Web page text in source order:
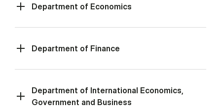
De­part­ment of Eco­no­mi­cs
De­part­ment of Fi­nan­ce
De­part­ment of In­ter­na­tio­nal Eco­no­mi­cs,
Gover­n­ment and Bu­si­ness